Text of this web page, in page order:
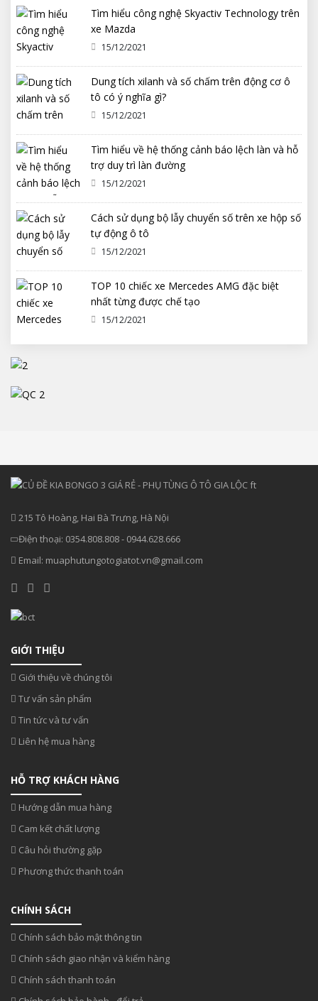
Tìm hiểu công nghệ Skyactiv Technology trên
xe Mazda
15/12/2021
Dung tích xilanh và số chấm trên động cơ ô
tô có ý nghĩa gì?
15/12/2021
Tìm hiểu về hệ thống cảnh báo lệch làn và hỗ
trợ duy trì làn đường
15/12/2021
Cách sử dụng bộ lẫy chuyển số trên xe hộp số
tự động ô tô
15/12/2021
TOP 10 chiếc xe Mercedes AMG đặc biệt
nhất từng được chế tạo
15/12/2021
215 Tô Hoàng, Hai Bà Trưng, Hà Nội
Điện thoại: 0354.808.808- 0944.628.666
Email: muaphutungotogiatot.vn@gmail.com
GIỚI THIỆU
Giới thiệu về chúng tôi
Tư vấn sản phẩm
Tin tức và tư vấn
Liên hệ mua hàng
HỖ TRỢ KHÁCH HÀNG
Hướng dẫn mua hàng
Cam kết chất lượng
Câu hỏi thường gặp
Phương thức thanh toán
CHÍNH SÁCH
Chính sách bảo mật thông tin
Chính sách giao nhận và kiểm hàng
Chính sách thanh toán